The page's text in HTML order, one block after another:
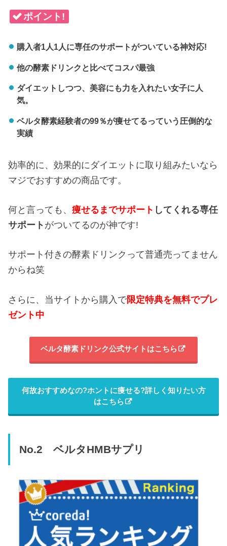
ポイント!
購入者1人1人に専任のサポートがついている神対応!
他の酵素ドリンクと比べてコスパ最強
ダイエットしつつ、美容にも力を入れたい女子に人
気。
ベルタ酵素経験者の99％が痩せてるっていう圧倒的な
実績
効率的に、効果的にダイエットに取り組みたいなら
マジでおすすめの商品です。
何と言っても、痩せるまでサポート してくれる専任
サポート がついてるのが神です!
サポート付きの酵素ドリンクって普通売ってません
からね笑
さらに、当サイトから購入で限定特典を無料でプレ
ゼント中
ベルタ酵素ドリンク公式サイトはこちら
何故おすすめなの?ホントに痩せる?詳しく知りたい方
はこちら
No.2 ベルタHMBサプリ